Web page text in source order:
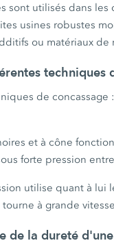
sont utilisés dans
usines robustes
ou matériaux
techniques
de concassage
et à cône
forte pression
utilise quant à
à grande
de la dureté